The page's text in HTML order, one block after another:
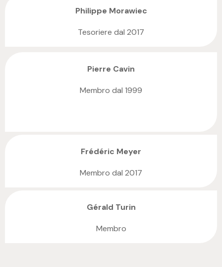
Philippe Morawiec
Tesoriere dal 2017
Pierre Cavin
Membro dal 1999
Frédéric Meyer
Membro dal 2017
Gérald Turin
Membro